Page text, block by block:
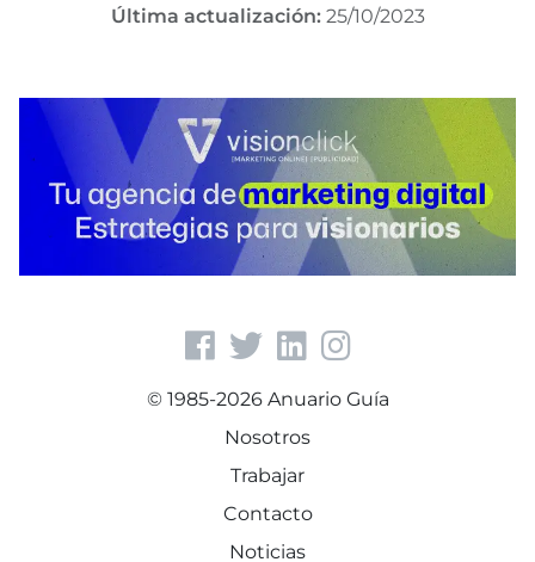
Última actualización:25/10/2023
© 1985-2026 Anuario Guía
Nosotros
Trabajar
Contacto
Noticias